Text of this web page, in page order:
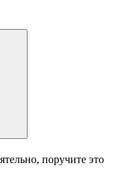
поручите это